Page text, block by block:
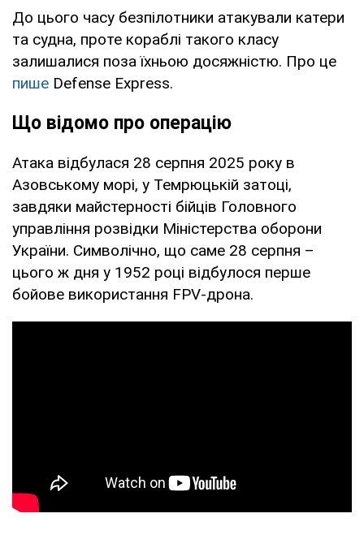
До цього часу безпілотники атакували катери
та судна, проте кораблі такого класу
залишалися поза їхньою досяжністю. Про це
пише Defense Express.
Що відомо про операцію
Атака відбулася 28 серпня 2025 року в
Азовському морі, у Темрюцькій затоці,
завдяки майстерності бійців Головного
управління розвідки Міністерства оборони
України. Символічно, що саме 28 серпня –
цього ж дня у 1952 році відбулося перше
бойове використання FPV-дрона.